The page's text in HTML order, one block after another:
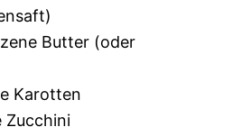
Butter (oder
Karotten
Zucchini